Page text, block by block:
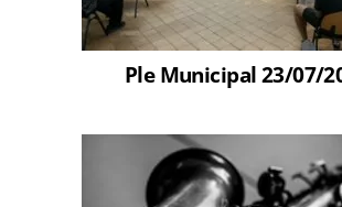
Ple Municipal 23/07/